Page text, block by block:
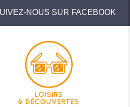
NOUS SUR FACEBOOK